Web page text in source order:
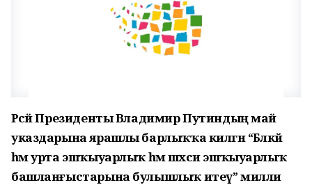
Рәсәй Президенты Владимир Путиндың май
указдарына ярашлы барлыҡҡа килгән “Бәләкәй
һәм урта эшҡыуарлыҡ һәм шәхси эшҡыуарлыҡ
башланғыстарына булышлыҡ итеү” милли